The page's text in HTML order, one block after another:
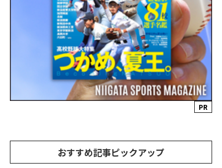
PR
おすすめ記事ピックアップ